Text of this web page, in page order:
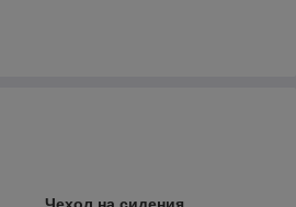
Чехол на сидения